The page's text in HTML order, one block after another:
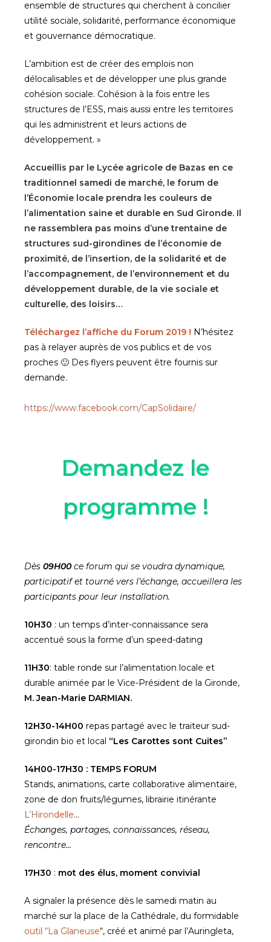
ensemble de structures qui cherchent à concilier
utilité sociale, solidarité, performance économique
et gouvernance démocratique.
L’ambition est de créer des emplois non
délocalisables et de développer une plus grande
cohésion sociale. Cohésion à la fois entre les
structures de l’ESS, mais aussi entre les territoires
qui les administrent et leurs actions de
développement. »
Accueillis par le Lycée agricole de Bazas en ce
traditionnel samedi de marché, le forum de
l’Économie locale prendra les couleurs de
l’alimentation saine et durable en Sud Gironde. Il
ne rassemblera pas moins d’une trentaine de
structures sud-girondines de l’économie de
proximité, de l’insertion, de la solidarité et de
l’accompagnement, de l’environnement et du
développement durable, de la vie sociale et
culturelle, des loisirs…
Téléchargez l’affiche du Forum 2019 ! N’hésitez
pas à relayer auprès de vos publics et de vos
proches 🙂 Des flyers peuvent être fournis sur
demande.
https://www.facebook.com/CapSolidaire/
Demandez le
programme !
Dès 09H00ce forum qui se voudra dynamique,
participatif et tourné vers l’échange, accueillera les
participants pour leur installation.
10H30 : un temps d’inter-connaissance sera
accentué sous la forme d’un speed-dating
11H30: table ronde sur l’alimentation locale et
durable animée par le Vice-Président de la Gironde,
M. Jean-Marie DARMIAN.
12H30-14H00 repas partagé avec le traiteur sud-
girondin bio et local “Les Carottes sont Cuites”
14H00-17H30 : TEMPS FORUM
Stands, animations, carte collaborative alimentaire,
zone de don fruits/légumes, librairie itinérante
L’Hirondelle…
Échanges, partages, connaissances, réseau,
rencontre…
17H30 : mot des élus, moment convivial
A signaler la présence dès le samedi matin au
marché sur la place de la Cathédrale, du formidable
outil “La Glaneuse“, créé et animé par l’Auringleta,